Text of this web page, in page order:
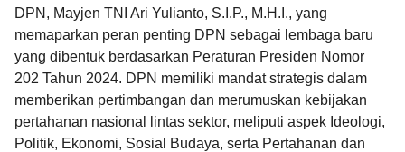
DPN, Mayjen TNI Ari Yulianto, S.I.P., M.H.I., yang
memaparkan peran penting DPN sebagai lembaga baru
yang dibentuk berdasarkan Peraturan Presiden Nomor
202 Tahun 2024. DPN memiliki mandat strategis dalam
memberikan pertimbangan dan merumuskan kebijakan
pertahanan nasional lintas sektor, meliputi aspek Ideologi,
Politik, Ekonomi, Sosial Budaya, serta Pertahanan dan